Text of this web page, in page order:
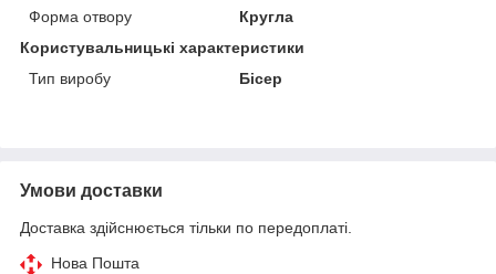
Форма отвору
Кругла
Користувальницькі характеристики
Тип виробу
Бісер
Умови доставки
Доставка здійснюється тільки по передоплаті.
Нова Пошта